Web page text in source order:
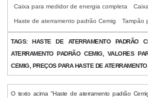
Caixa para medidor de energia completa
Haste de aterramento padrão Cemig Tampão
TAGS:HASTE DE ATERRAMENTO PADRÃO
ATERRAMENTO PADRÃO CEMIG, VALORES
CEMIG, PREÇOS PARA HASTE DE
O texto acima "Haste de aterramento padrão